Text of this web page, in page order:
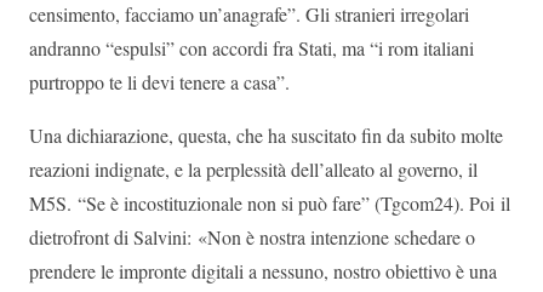
censimento, facciamo un’anagrafe”. Gli stranieri irregolari
andranno “espulsi” con accordi fra Stati, ma “i rom italiani
purtroppo te li devi tenere a casa”.
Una dichiarazione, questa, che ha suscitato fin da subito molte
reazioni indignate, e la perplessità dell’alleato al governo, il
M5S. “Se è incostituzionale non si può fare” (Tgcom24). Poi il
dietrofront di Salvini: «Non è nostra intenzione schedare o
prendere le impronte digitali a nessuno, nostro obiettivo è una